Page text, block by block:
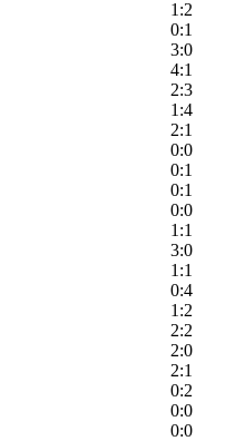
1:2
0:1
3:0
4:1
2:3
1:4
2:1
0:0
0:1
0:1
0:0
1:1
3:0
1:1
0:4
1:2
2:2
2:0
2:1
0:2
0:0
0:0